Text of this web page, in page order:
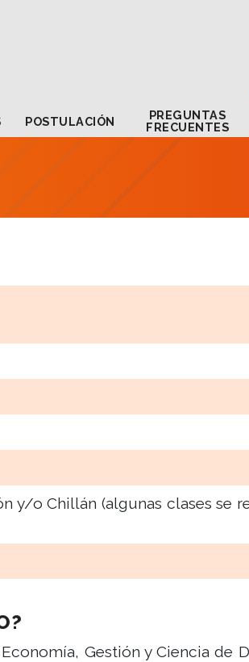
POSTULACIÓN
PREGUNTAS
FRECUENTES
y/o Chillán (algunas clases se
Gestión y Ciencia de